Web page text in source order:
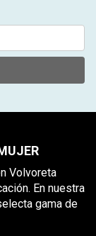
Volvoreta
En nuestra
gama de